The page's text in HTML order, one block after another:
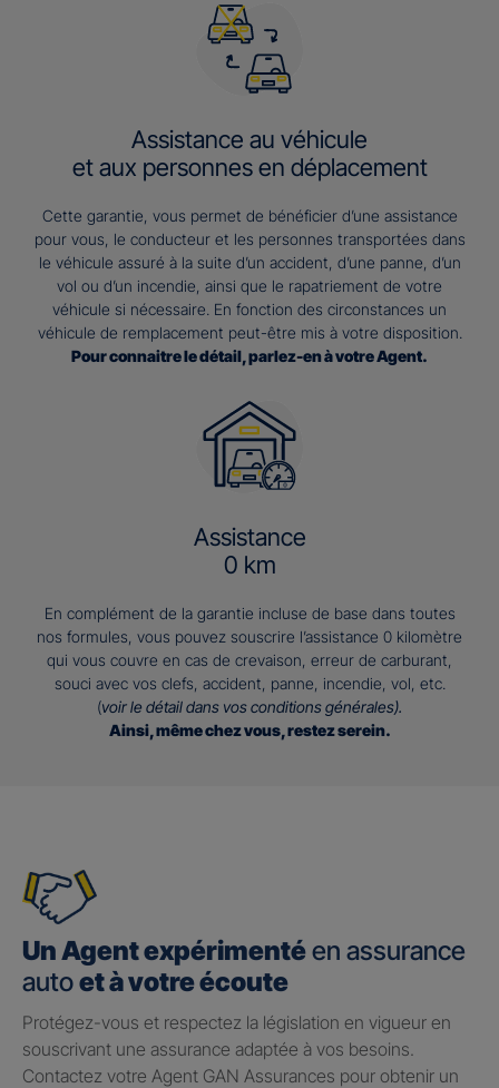
Assistance au véhicule
et aux personnes en déplacement
Cette garantie, vous permet de bénéficier d’une assistance
pour vous, le conducteur et les personnes transportées dans
le véhicule assuré à la suite d’un accident, d’une panne, d’un
vol ou d’un incendie, ainsi que le rapatriement de votre
véhicule si nécessaire. En fonction des circonstances un
véhicule de remplacement peut-être mis à votre disposition.
Pour connaitre le détail, parlez-en à votre Agent.
Assistance
0 km
En complément de la garantie incluse de base dans toutes
nos formules, vous pouvez souscrire l’assistance 0 kilomètre
qui vous couvre en cas de crevaison, erreur de carburant,
souci avec vos clefs, accident, panne, incendie, vol, etc.
(voir le détail dans vos conditions générales).
Ainsi, même chez vous, restez serein.
Un Agent expérimentéen assurance
autoet à votre écoute
Protégez-vous et respectez la législation en vigueur en
souscrivant une assurance adaptée à vos besoins.
Contactez votre Agent GAN Assurances pour obtenir un